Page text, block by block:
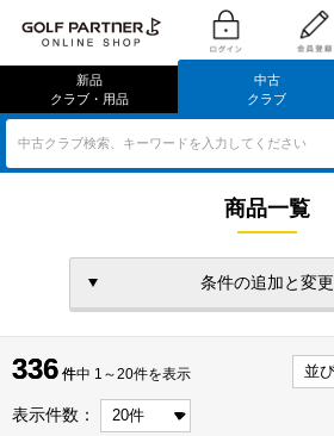
新品
クラブ・用品
中古
クラブ
中古クラブ検索、キーワードを入力してください
商品一覧
条件の追加と変更
336 件
336 件中 1～20件を表示
表示件数：